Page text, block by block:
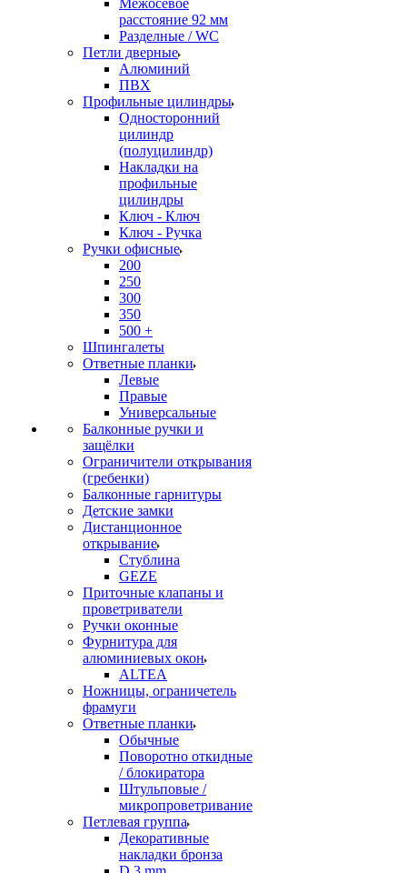
Межосевое
расстояние 92 мм
Разделные / WC
Петли дверные
Алюминий
ПВХ
Профильные цилиндры
Односторонний
цилиндр
(полуцилиндр)
Накладки на
профильные
цилиндры
Ключ - Ключ
Ключ - Ручка
Ручки офисные
200
250
300
350
500 +
Шпингалеты
Ответные планки
Левые
Правые
Универсальные
Балконные ручки и
защёлки
Ограничители открывания
(гребенки)
Балконные гарнитуры
Детские замки
Дистанционное
открывание
Стублина
GEZE
Приточные клапаны и
проветриватели
Ручки оконные
Фурнитура для
алюминиевых окон
ALTEA
Ножницы, ограничетель
фрамуги
Ответные планки
Обычные
Поворотно откидные
/ блокиратора
Штульповые /
микропроветривание
Петлевая группа
Декоративные
накладки бронза